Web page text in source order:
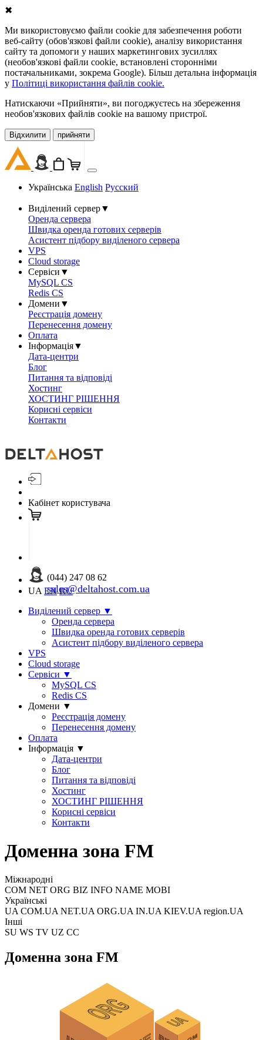
✖
Ми використовуємо файли cookie для забезпечення роботи
веб-сайту (обов'язкові файли cookie), аналізу використання
сайту та допомоги у наших маркетингових зусиллях
(необов'язкові файли cookie, встановлені сторонніми
постачальниками, зокрема Google). Більш детальна інформація
у Політиці використання файлів cookie.
Натискаючи «Прийняти», ви погоджуєтесь на збереження
необов'язкових файлів cookie на вашому пристрої.
Відхилити прийняти
Українська English Русский
Виділений сервер▼
Оренда сервера
Швидка оренда готових серверів
Асистент підбору виділеного сервера
VPS
Cloud storage
Сервіси ▼
MySQL CS
Redis CS
Домени ▼
Реєстрація домену
Перенесення домену
Оплата
Інформація▼
Дата-центри
Блог
Питання та відповіді
Хостинг
ХОСТИНГ РІШЕННЯ
Корисні сервіси
Контакти
Кабінет користувача
(044) 247 08 62
sales@deltahost.com.ua
UA EN RU
Виділений сервер ▼
Оренда сервера
Швидка оренда готових серверів
Асистент підбору виділеного сервера
VPS
Cloud storage
Сервіси ▼
MySQL CS
Redis CS
Домени ▼
Реєстрація домену
Перенесення домену
Оплата
Інформація ▼
Дата-центри
Блог
Питання та відповіді
Хостинг
ХОСТИНГ РІШЕННЯ
Корисні сервіси
Контакти
Доменна зона FM
Міжнародні
COM NET ORG BIZ INFO NAME MOBI
Українські
UA COM.UA NET.UA ORG.UA IN.UA KIEV.UA region.UA
Інші
SU WS TV UZ CC
Доменна зона FM